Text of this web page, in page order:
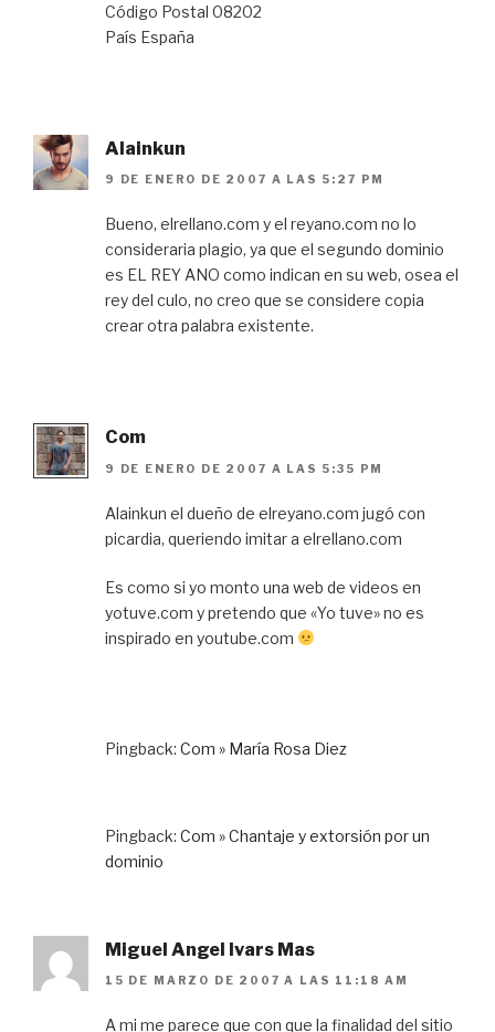
Código Postal 08202
País España
Alainkun
9 DE ENERO DE 2007 A LAS 5:27 PM
Bueno, elrellano.com y el reyano.com no lo
consideraria plagio, ya que el segundo dominio
es EL REY ANO como indican en su web, osea el
rey del culo, no creo que se considere copia
crear otra palabra existente.
Com
9 DE ENERO DE 2007 A LAS 5:35 PM
Alainkun el dueño de elreyano.com jugó con
picardia, queriendo imitar a elrellano.com
Es como si yo monto una web de videos en
yotuve.com y pretendo que «Yo tuve» no es
inspirado en youtube.com
Pingback: Com » María Rosa Diez
Pingback: Com » Chantaje y extorsión por un
dominio
Miguel Angel Ivars Mas
15 DE MARZO DE 2007 A LAS 11:18 AM
A mi me parece que con que la finalidad del sitio